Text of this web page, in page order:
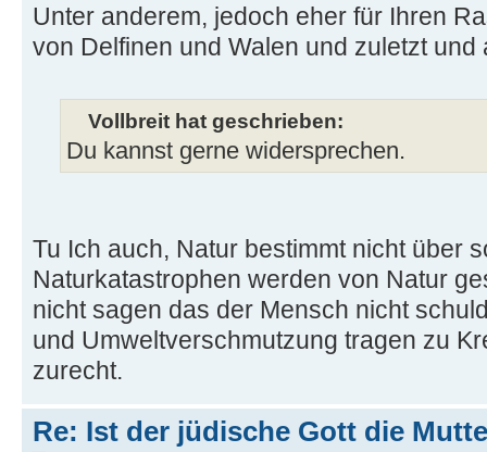
Unter anderem, jedoch eher für Ihren
von Delfinen und Walen und zuletzt und
Vollbreit hat geschrieben:
Du kannst gerne widersprechen.
Tu Ich auch, Natur bestimmt nicht über
Naturkatastrophen werden von Natur
nicht sagen das der Mensch nicht
und Umweltverschmutzung tragen zu
zurecht.
Re: Ist der jüdische Gott die